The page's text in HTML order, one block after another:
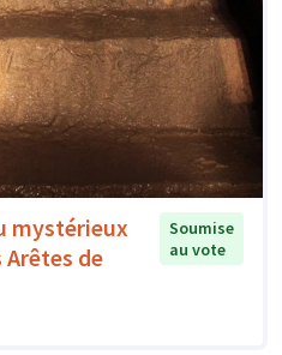
mystérieux
de
Soumise
au vote